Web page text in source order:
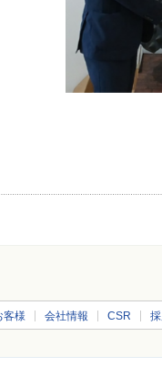
客様 会社情報 CSR